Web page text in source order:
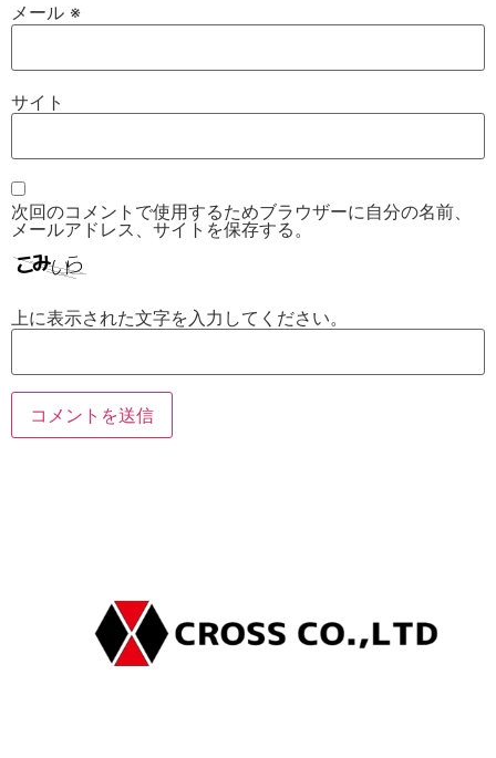
メール ※
サイト
次回のコメントで使用するためブラウザーに自分の名前、
メールアドレス、サイトを保存する。
上に表示された文字を入力してください。